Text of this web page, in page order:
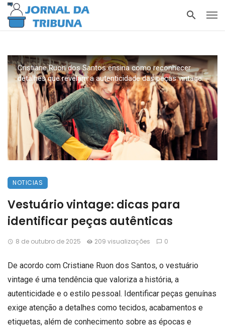
Cristiane Ruon dos Santos ensina como reconhecer
detalhes que revelam a autenticidade das peças vintage.
NOTICIAS
Vestuário vintage: dicas para
identificar peças autênticas
8 de outubro de 2025 209 visualizações 0
De acordo com Cristiane Ruon dos Santos, o vestuário
vintage é uma tendência que valoriza a história, a
autenticidade e o estilo pessoal. Identificar peças genuínas
exige atenção a detalhes como tecidos, acabamentos e
etiquetas, além de conhecimento sobre as épocas e